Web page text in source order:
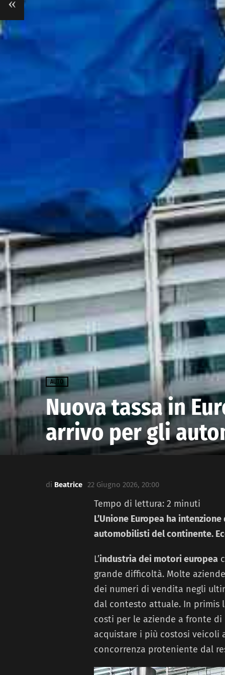
AUTO
Nuova tassa in
arrivo per gli
di Beatrice 22 Giugno 2026, 20:00
Tempo di lettura: 2 minuti
L’Unione Europea ha
automobilisti del continente.
L’industria dei motori europea
grande difficoltà. Molte
dei numeri di vendita negli
dal contesto attuale. In primis
costi per le aziende a fronte
acquistare i più costosi veicoli
concorrenza proteniente dal